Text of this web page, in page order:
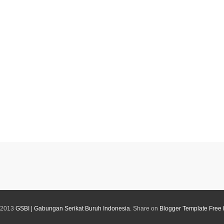
GSBI | Gabungan Serikat Buruh Indonesia. Share on Blogger Template Free